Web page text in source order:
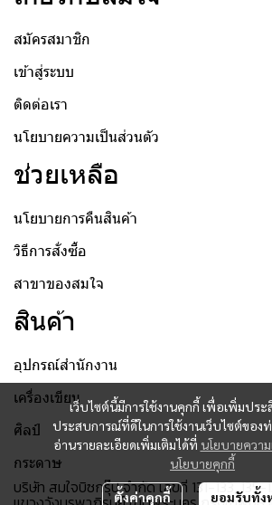
เว็บไซต์นี้มีการใช้งานคุกกี้ เพื่อเพิ่มปร
ประสบการณ์ที่ดีในการใช้งานเว็บไซต์ของ
อ่านรายละเอียดเพิ่มเติมได้ที่ นโยบายควา
นโยบายคุกกี้
ตั้งค่าคุกกี้ ยอมรับทั้ง
สมัครสมาชิก
เข้าสู่ระบบ
ติดต่อเรา
นโยบายความเป็นส่วนตัว
ช่วยเหลือ
นโยบายการคืนสินค้า
วิธีการสั่งซื้อ
สาขาของสมใจ
สินค้า
อุปกรณ์สำนักงาน
เครื่องเขียน
ศิลป์
กระดาษ
บริษัท สมใจบิซกรุ๊ป จำกัด เลขที่ 131-133, 135-